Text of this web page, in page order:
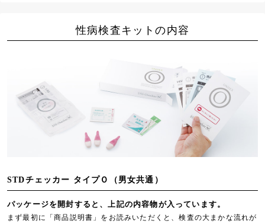
性病検査キットの内容
STDチェッカー タイプＯ（男女共通）
パッケージを開封すると、上記の内容物が入っています。
まず最初に「商品説明書」をお読みいただくと、検査の大まかな流れが